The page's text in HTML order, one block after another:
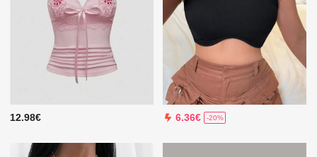
12.98€ 6.36€ -20%